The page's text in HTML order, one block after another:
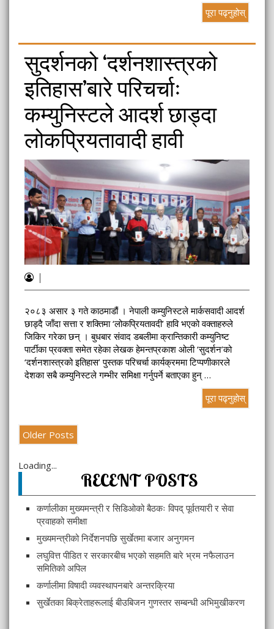
पूरा पढ्नुहोस्
सुदर्शनको ‘दर्शनशास्त्रको
इतिहास’बारे परिचर्चाः
कम्युनिस्टले आदर्श छाड्दा
लोकप्रियतावादी हावी
२०८३ असार ३ गते काठमाडौं । नेपाली कम्युनिस्टले मार्कसवादी आदर्श
छाड्दै जाँदा सत्ता र शक्तिमा ‘लोकप्रियतावदी’ हावि भएको वक्ताहरुले
जिकिर गरेका छन् । बुधबार संवाद डबलीमा क्रान्तिकारी कम्युनिष्ट
पार्टीका प्रवक्ता समेत रहेका लेखक हेमन्तप्रकाश ओली ‘सुदर्शन’को
‘दर्शनशास्त्रको इतिहास’ पुस्तक परिचर्चा कार्यक्रममा टिप्पणीकारले
देशका सबै कम्युनिस्टले गम्भीर समिक्षा गर्नुपर्ने बताएका हुन् …
पूरा पढ्नुहोस्
Older Posts
Loading...
RECENT POSTS
कर्णालीका मुख्यमन्त्री र सिडिओको बैठकः विपद् पूर्वतयारी र सेवा
प्रवाहको समीक्षा
मुख्यमन्त्रीको निर्देशनपछि सुर्खेतमा बजार अनुगमन
लघुवित्त पीडित र सरकारबीच भएको सहमति बारे भ्रम नफैलाउन
समितिको अपिल
कर्णालीमा विषादी व्यवस्थापनबारे अन्तरक्रिया
सुर्खेतका बिक्रेताहरूलाई बीउबिजन गुणस्तर सम्बन्धी अभिमुखीकरण